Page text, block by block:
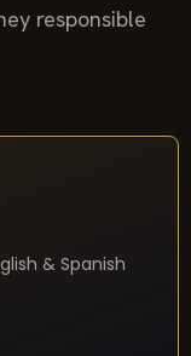
responsible
& Spanish